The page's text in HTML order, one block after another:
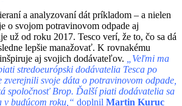
a analyzovaní dát príkladom – a nielen
o svojom potravinovom odpade aj
už od roku 2017. Tesco verí, že to, čo sa dá
lepšie manažovať. K rovnakému
aj svojich dodávateľov.
„Veľmi ma
stredoeurópski dodávatelia Tesca po
svoje dáta o potravinovom odpade,
spoločnosť Brop. Ďalší piati dodávatelia sa
v budúcom roku,“ doplnil Martin Kuruc